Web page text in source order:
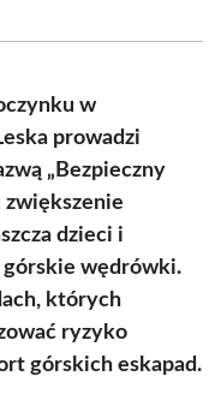
w
prowadzi
„Bezpieczny
zwiększenie
dzieci i
górskie wędrówki.
których
ryzyko
górskich eskapad.